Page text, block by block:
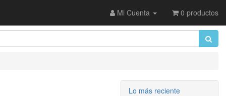
Mi Cuenta 0 productos
Lo más reciente